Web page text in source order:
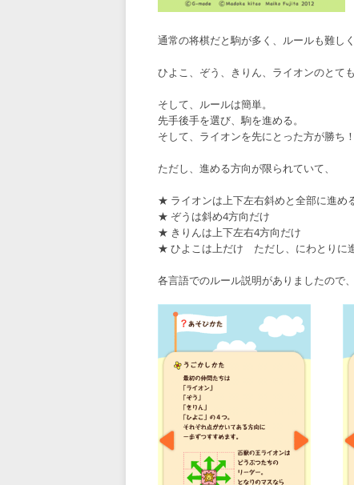
通常の将棋だと駒が多く、ルールも難し
ひよこ、ぞう、きりん、ライオンのとて
そして、ルールは簡単。
先手後手を選び、駒を進める。
そして、ライオンを先にとった方が勝
ただし、進める方向が限られていて、
★ ライオンは上下左右斜めと全部に進め
★ ぞうは斜め4方向だけ
★ きりんは上下左右4方向だけ
★ ひよこは上だけ ただし、にわとりに
各言語でのルール説明がありましたので